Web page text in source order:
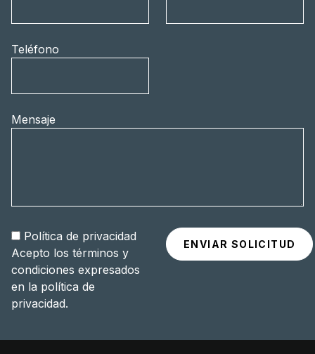
Teléfono
Mensaje
Política de privacidad
Acepto los términos y
condiciones expresados
en la política de
privacidad.